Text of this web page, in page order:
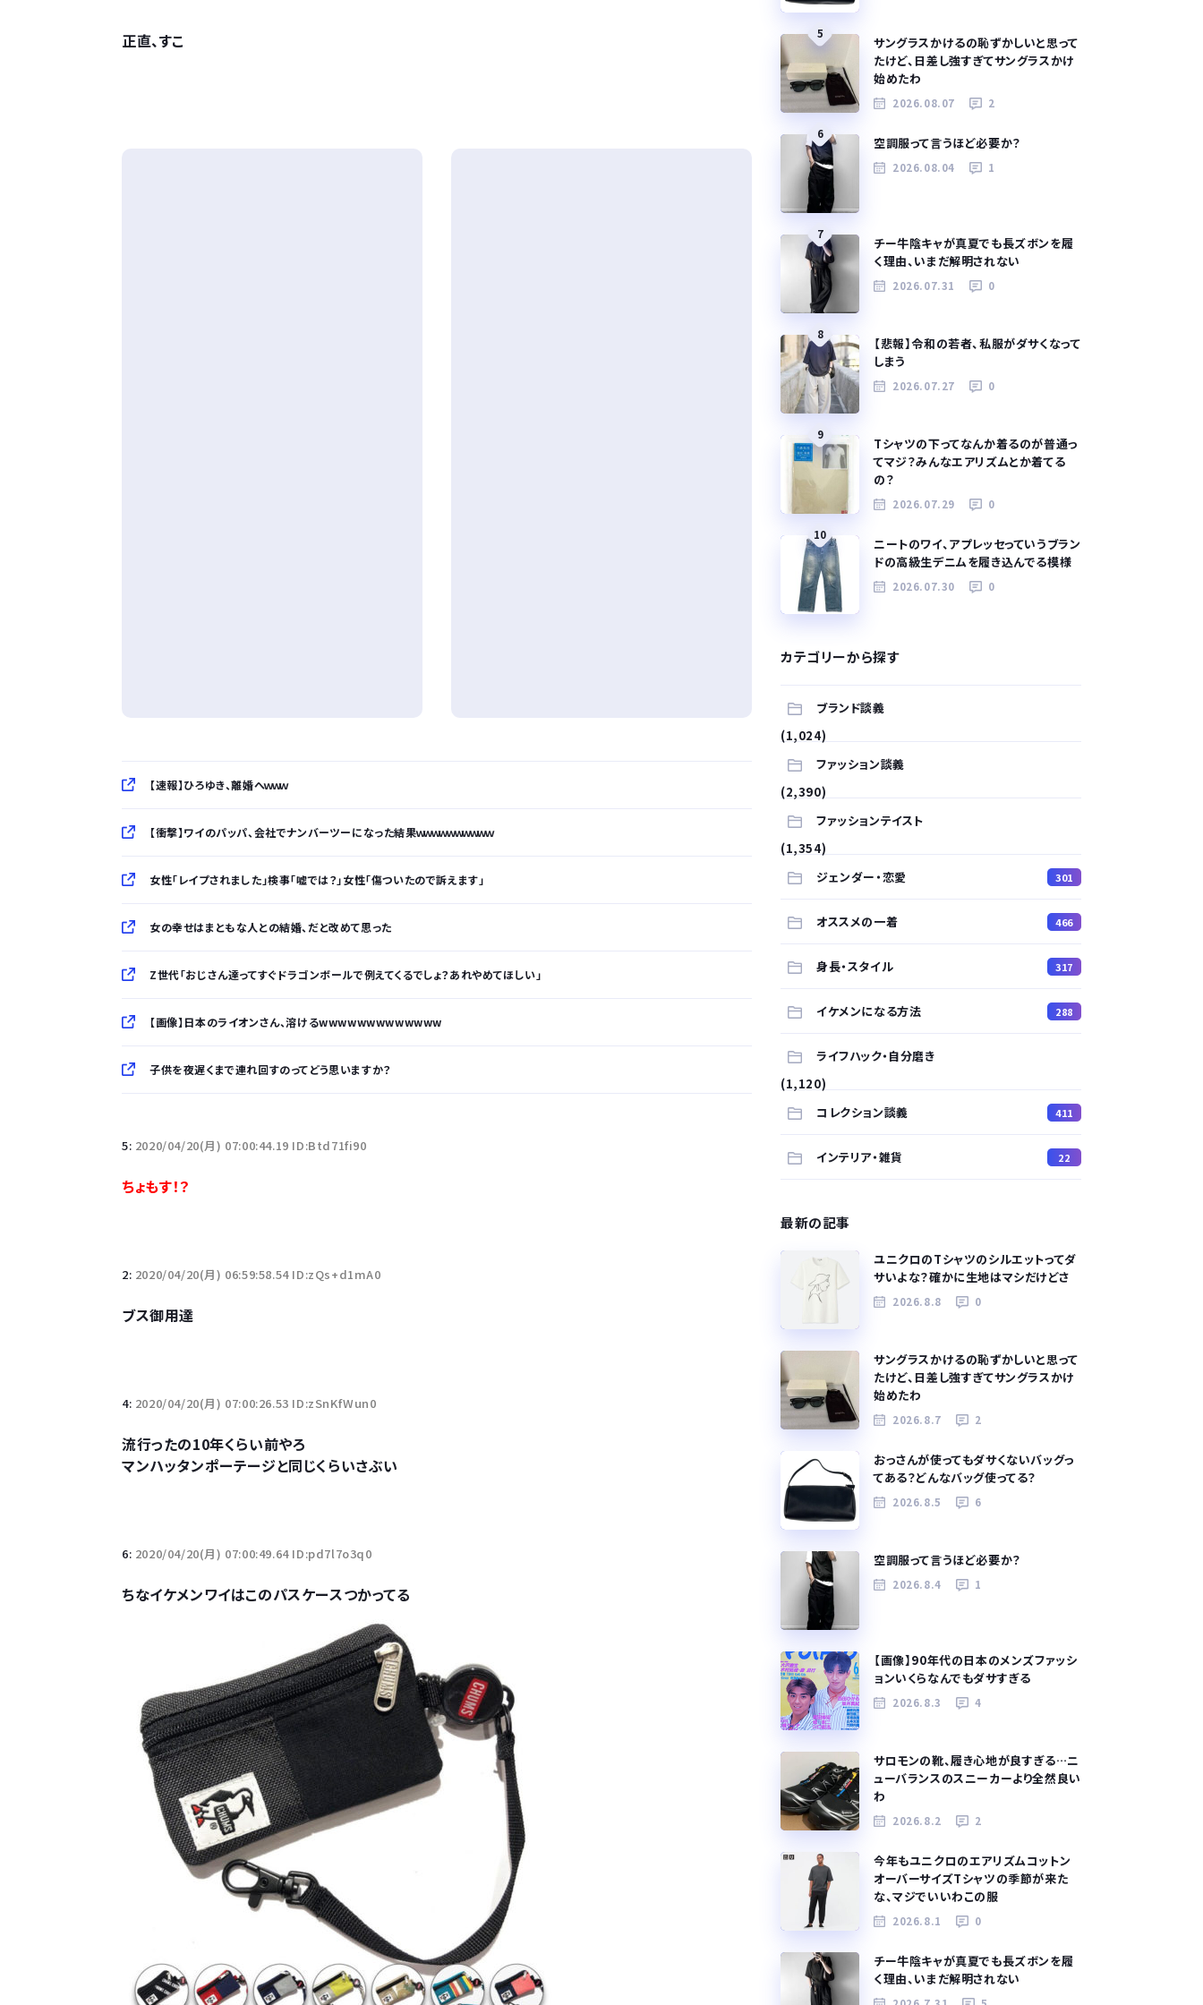
正直、すこ
【速報】ひろゆき、離婚へｗｗｗ
【衝撃】ワイのパッパ、会社でナンバーツーになった結果ｗｗｗｗｗｗｗｗｗｗ
女性「レイプされました」検事「嘘では？」女性「傷ついたので訴えます」
女の幸せはまともな人との結婚、だと改めて思った
Z世代「おじさん達ってすぐドラゴンボールで例えてくるでしょ？あれやめてほしい」
【画像】日本のライオンさん、溶けるwwwwwwwwwwwww
子供を夜遅くまで連れ回すのってどう思いますか？
5: 2020/04/20(月) 07:00:44.19 ID:Btd71fi90
ちょもす！？
2: 2020/04/20(月) 06:59:58.54 ID:zQs+d1mA0
ブス御用達
4: 2020/04/20(月) 07:00:26.53 ID:zSnKfWun0
流行ったの10年くらい前やろ
マンハッタンポーテージと同じくらいさぶい
6: 2020/04/20(月) 07:00:49.64 ID:pd7l7o3q0
ちなイケメンワイはこのパスケースつかってる
5
サングラスかけるの恥ずかしいと思って
たけど、日差し強すぎてサングラスかけ
始めたわ
2026.08.07 2
6
空調服って言うほど必要か？
2026.08.04 1
7
チー牛陰キャが真夏でも長ズボンを履
く理由、いまだ解明されない
2026.07.31 0
8
【悲報】令和の若者、私服がダサくなって
しまう
2026.07.27 0
9
Tシャツの下ってなんか着るのが普通っ
てマジ？みんなエアリズムとか着てる
の？
2026.07.29 0
10
ニートのワイ、アプレッセっていうブラン
ドの高級生デニムを履き込んでる模様
2026.07.30 0
カテゴリーから探す
ブランド談義
(1,024)
ファッション談義
(2,390)
ファッションテイスト
(1,354)
ジェンダー・恋愛
301
オススメの一着 466
身長・スタイル 317
イケメンになる方法 288
ライフハック・自分磨き
(1,120)
コレクション談義
411
インテリア・雑貨 22
最新の記事
ユニクロのTシャツのシルエットってダ
サいよな？確かに生地はマシだけどさ
2026.8.8 0
サングラスかけるの恥ずかしいと思って
たけど、日差し強すぎてサングラスかけ
始めたわ
2026.8.7 2
おっさんが使ってもダサくないバッグっ
てある？どんなバッグ使ってる？
2026.8.5 6
空調服って言うほど必要か？
2026.8.4 1
【画像】90年代の日本のメンズファッシ
ョンいくらなんでもダサすぎる
2026.8.3 4
サロモンの靴、履き心地が良すぎる…ニ
ューバランスのスニーカーより全然良い
わ
2026.8.2 2
今年もユニクロのエアリズムコットン
オーバーサイズTシャツの季節が来た
な、マジでいいわこの服
2026.8.1 0
チー牛陰キャが真夏でも長ズボンを履
く理由、いまだ解明されない